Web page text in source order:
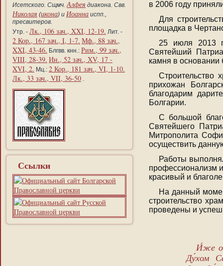
Исетского. Сщмч.Алфея диакона. Свв.
Николая (икона) и Иоанна испп.,
пресвитеров.
Утр. - Лк., 106 зач., XXI, 12-19. Лит. -
2 Кор., 167 зач., I, 1-7. Мф., 88 зач.,
XXI, 43-46. Блгвв. кнн.: Рим., 99 зач.,
VIII, 28-39. Ин., 52 зач., XV, 17 -
XVI, 2. Мц.: 2 Кор., 181 зач., VI, 1-10.
Лк., 33 зач., VII, 36-50 .
Ссылки
в 2006 году
Для
площадка в
25 июля 2013
Святейший
камня в основании
Строительство
прихожан
благодарим
Болгарии.
С большой
Святейшего
Митрополита
осуществить
Работы
профессионализм
красивый и
На данный
строительство
проведены и
И́же
Ду́хом